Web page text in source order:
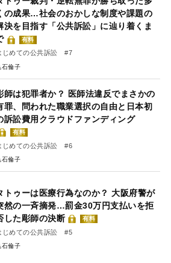
の成果…社会のおかしな制度や課題の
決を目指す「公共訴訟」に辿り着くま
有料
じめての公共訴訟 #7
石倫子
師は犯罪者か？ 医師法違反でまさかの
罪、問われた職業選択の自由と日本初
訴訟費用クラウドファンディング
有料
じめての公共訴訟 #6
石倫子
トゥーは医療行為なのか？ 大阪府警が
然の一斉摘発…罰金30万円支払いを拒
した彫師の決断
有料
じめての公共訴訟 #5
石倫子